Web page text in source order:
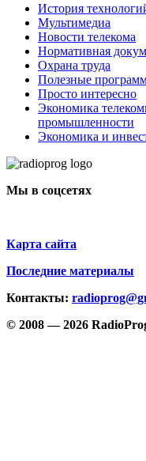
История
Мультимедиа
Новости телекома
Нормативная
Охрана труда
Полезные
Просто интересно
Экономика
промышленности
Экономика и
Мы в соцсетях
Карта сайта
Последние материалы
Контакты:
© 2008 — 2026